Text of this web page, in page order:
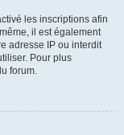
les inscriptions afin
il est également
adresse IP ou interdit
Pour plus
forum.